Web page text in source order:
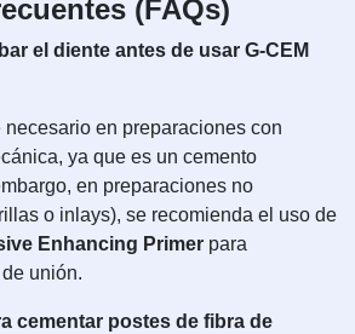
(FAQs)
el diente antes de usar G-CEM
necesario en preparaciones con
ya que es un cemento
en preparaciones no
o inlays), se recomienda el uso de
Enhancing Primer para
unión.
cementar postes de fibra de